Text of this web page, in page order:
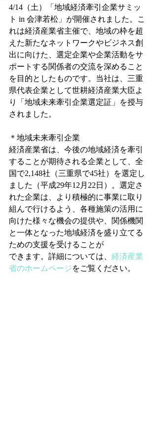
4/14（土）「地域経済牽引企業サミッ
ト in 会津若松」が開催されました。こ
れは経済産業省主催で、地域の枠を超
えた新たなネットワークやビジネス創
出に向けた、選定企業や企業活動をサ
ポートする関係者の交流を深めること
を目的としたものです。当社は、三重
県代表企業として世耕経済産業大臣よ
り「地域未来牽引企業選定証」を授与
されました。
＊地域未来牽引企業
経済産業省は、今後の地域経済を牽引
することが期待される企業として、全
国で2,148社（三重県で45社）を選定し
ました（平成29年12月22日）。選定さ
れた企業は、より積極的に事業に取り
組んで行けるよう、各種施策の活用に
向けた様々な機会の提供や、関係機関
と一体となった地域経済を盛り立てる
ための支援を受けることが
できます。詳細については、 経済産業
省のホームページをご覧ください。